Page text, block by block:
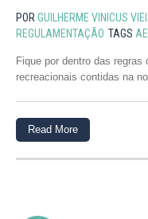
POR GUILHERME VINICUS
REGULAMENTAÇÃO TAGS
Fique por dentro das
recreacionais contidas na
Read More